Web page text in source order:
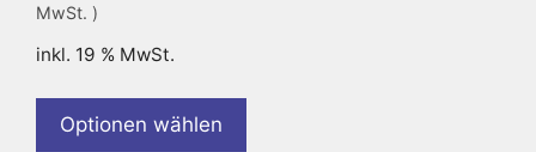
MwSt. )
inkl. 19 % MwSt.
Optionen wählen